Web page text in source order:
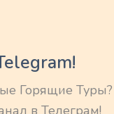
Горящие
в Телеграм!